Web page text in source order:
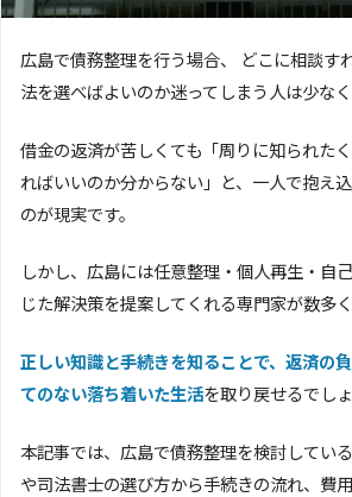
広島で債務整理を行う場合、 どこに相談す
法を選べばよいのか迷ってしまう人は少なく
借金の返済が苦しくても「周りに知られた
ればいいのか分からない」と、一人で抱え
のが現実です。
しかし、広島には任意整理・個人再生・自
じた解決策を提案してくれる専門家が数多く
正しい知識と手続きを知ることで、返済の
てのない落ち着いた生活を取り戻せるでしょ
本記事では、広島で債務整理を検討してい
や司法書士の選び方から手続きの流れ、費